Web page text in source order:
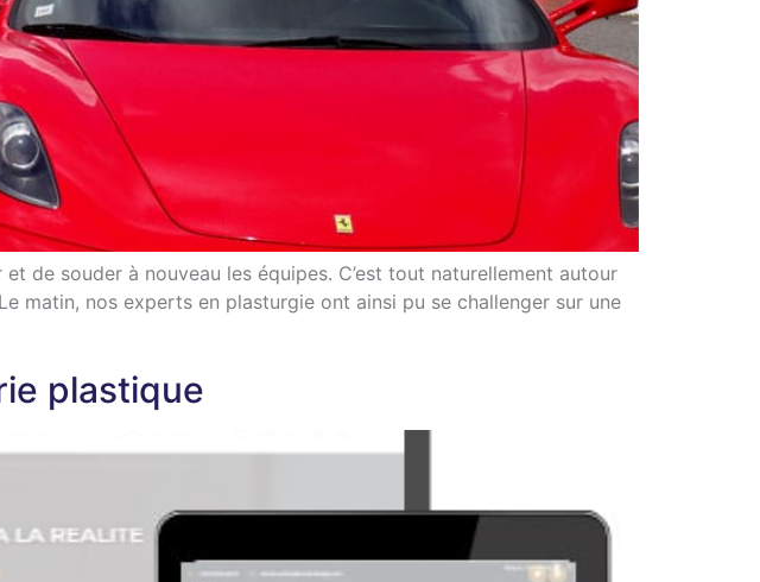
de souder à nouveau les équipes. C’est tout naturellement autour
matin, nos experts en plasturgie ont ainsi pu se challenger sur une
plastique